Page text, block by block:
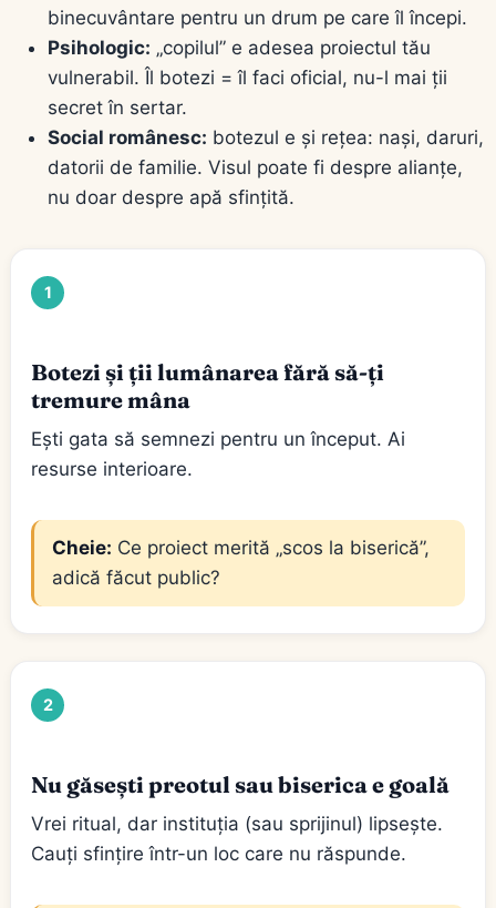
binecuvântare pentru un drum pe care îl începi.
Psihologic: „copilul” e adesea proiectul tău
vulnerabil. Îl botezi = îl faci oficial, nu-l mai ții
secret în sertar.
Social românesc: botezul e și rețea: nași, daruri,
datorii de familie. Visul poate fi despre alianțe,
nu doar despre apă sfințită.
1
Botezi și ții lumânarea fără să-ți
tremure mâna
Ești gata să semnezi pentru un început. Ai
resurse interioare.
Cheie: Ce proiect merită „scos la biserică”,
adică făcut public?
2
Nu găsești preotul sau biserica e goală
Vrei ritual, dar instituția (sau sprijinul) lipsește.
Cauți sfințire într-un loc care nu răspunde.